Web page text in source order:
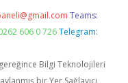
Teams:
606 0 726 Telegram:
gereğince Bilgi Teknolojileri
bir Yer Sağlayıcı